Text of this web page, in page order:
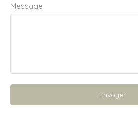
Message
Envoyer